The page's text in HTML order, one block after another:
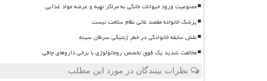
ممنوعیت ورود حیوانات خانگی به مراکز تهیه و عرضه مواد غذایی
پزشک خانواده مقصد غائی نظام سلامت نیست
نقش سابقه خانوادگی در خطر ژنتیکی سرطان سینه
مخالفت شدید یک فوق تخصص روماتولوژی با برخی داروهای چاقی
نظرات بینندگان در مورد این مطلب